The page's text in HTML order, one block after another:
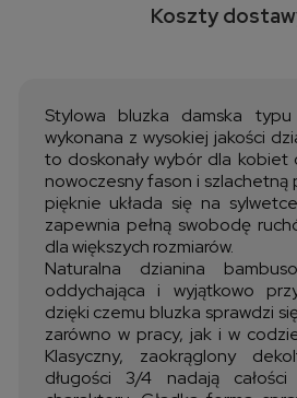
Koszty
Cena nie zawiera ewentualnych
Stylowa bluzka damska
wykonana z wysokiej jakości
to doskonały wybór dla kobiet
nowoczesny fason i szlachetną
pięknie układa się na
zapewnia pełną swobodę
dla większych rozmiarów.
Naturalna dzianina
oddychająca i wyjątkowo
dzięki czemu bluzka sprawdzi
zarówno w pracy, jak i w
Klasyczny, zaokrąglony
długości 3/4 nadają całości